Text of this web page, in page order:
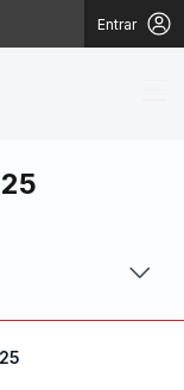
Entrar
do